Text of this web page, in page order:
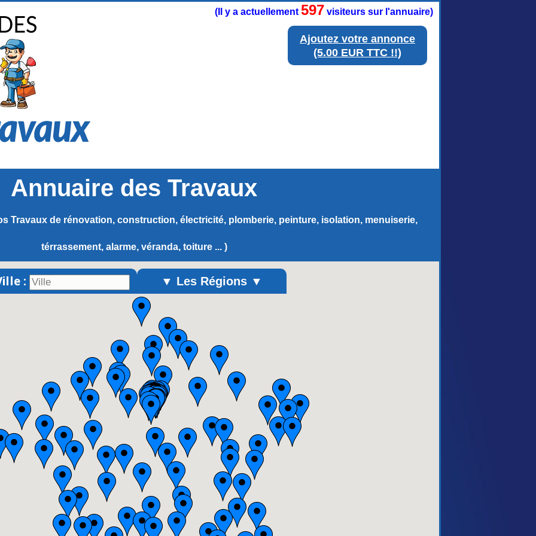
Ajoutez votre annonce
(5.00 EUR TTC !!)
(Il y a actuellement 597 visiteurs sur l'annuaire)
Annuaire des Travaux
Travaux de rénovation, construction, électricité, plomberie, peinture, isolation, menuiserie,
térrassement, alarme, véranda, toiture ... )
: ▼ Les Régions ▼
Basse-Normandie
Bourgogne
Bretagne
Champagne-Ardenne
Franche-Comté
Haute-Normandie
Ile-de-France
Languedoc-Roussillon
Limousin